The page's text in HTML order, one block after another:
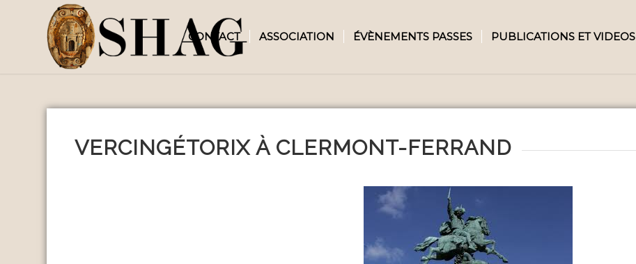
CONTACT ASSOCIATION ÉVÈNEMENTS PASSES PUBLICATIONS ET VIDEOS
VERCINGÉTORIX À CLERMONT-FERRAND